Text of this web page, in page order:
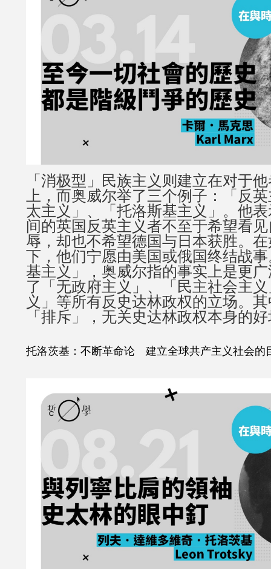
「消极型」民族主义则建立在对于
上，而奥威尔举了三个例子：「反
太主义」、「托洛斯基主义」。他
间的英国反英主义者不至于希望看
辱，却也不希望德国与日本获胜。
下，他们宁愿由美国或俄国终结战
基主义」，奥威尔指的事实上是更
了「无政府主义」、「民主社会主
义」等所有反史达林政权的立场。
「排斥」，无关史达林政权本身的
托洛茨基：不断革命论 建立全球共产主义社会的